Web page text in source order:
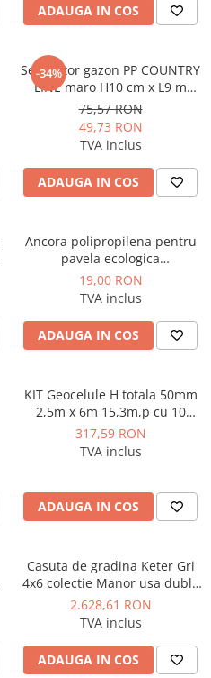
ADAUGA IN COS
-34%
Separator gazon PP COUNTRY
LINE maro H10 cm x L9 m
Vodaland gama Terra
75,57 RON
49,73 RON
TVA inclus
ADAUGA IN COS
Ancora polipropilena pentru
pavela ecologica
Hexpave/Bordura NewFixLight
Negru 203x16x17 (1pachet =
19,00 RON
TVA inclus
ADAUGA IN COS
KIT Geocelule H totala 50mm
2,5m x 6m 15,3m,p cu 10
ancore otel zincat incluse
Vodaland gama Terra
317,59 RON
TVA inclus
ADAUGA IN COS
Casuta de gradina Keter Gri
4x6 colectie Manor usa dubla
ferestre ventilatie
2.628,61 RON
TVA inclus
ADAUGA IN COS